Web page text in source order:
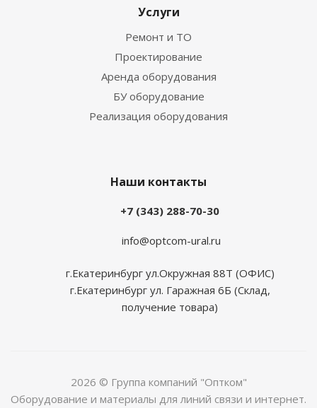
Услуги
Ремонт и ТО
Проектирование
Аренда оборудования
БУ оборудование
Реализация оборудования
Наши контакты
+7 (343) 288-70-30
info@optcom-ural.ru
г.Екатеринбург ул.Окружная 88Т (ОФИС)
г.Екатеринбург ул. Гаражная 6Б (Склад,
получение товара)
2026 © Группа компаний "Оптком"
Оборудование и материалы для линий связи и интернет.